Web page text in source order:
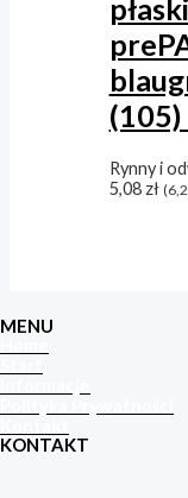
Rynny i
5,08 zł (
MENU
KONTAKT